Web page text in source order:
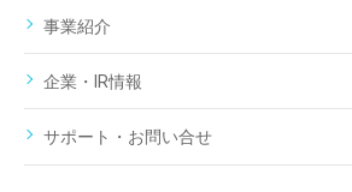
事業紹介
企業・IR情報
サポート・お問い合せ